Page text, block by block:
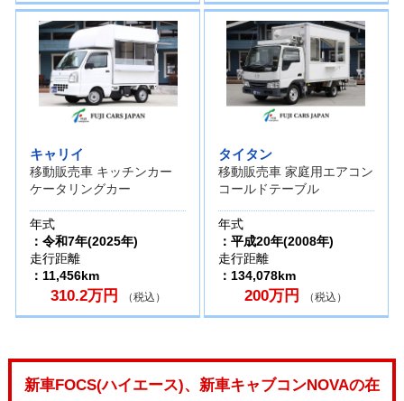
キャリイ
移動販売車 キッチンカー
ケータリングカー
年式
：令和7年(2025年)
走行距離
：11,456km
310.2万円 （税込）
タイタン
移動販売車 家庭用エアコン
コールドテーブル
年式
：平成20年(2008年)
走行距離
：134,078km
200万円 （税込）
新車FOCS(ハイエース)、新車キャブコンNOVAの在